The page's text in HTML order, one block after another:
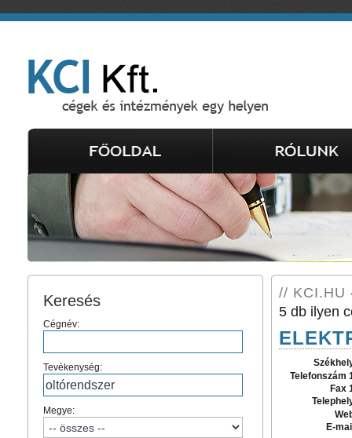
Keresés
Cégnév:
Tevékenység:
Megye:
// KCI.HU
5 db ilyen
Telefonszám
Fax
E-